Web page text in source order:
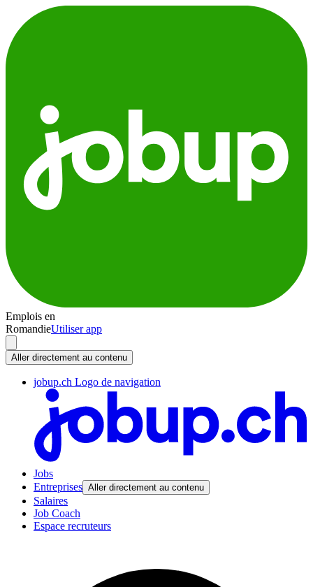
Emplois en
RomandieUtiliser app
Aller directement au contenu
jobup.ch Logo de navigation
Jobs
Entreprises Aller directement au contenu
Salaires
Job Coach
Espace recruteurs